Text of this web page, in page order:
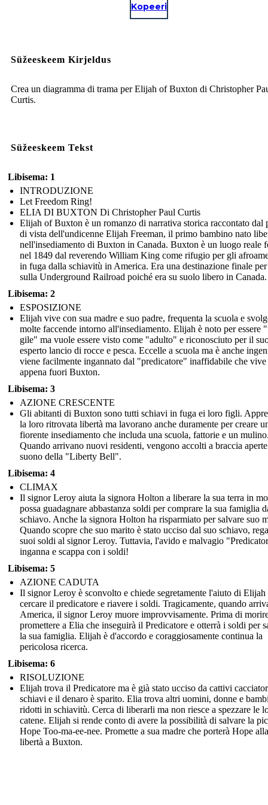
Kopeeri
Süžeeskeem Kirjeldus
Crea un diagramma di trama per Elijah of Buxton di Christopher
Curtis.
Süžeeskeem Tekst
Libisema: 1
INTRODUZIONE
Let Freedom Ring!
ELIA DI BUXTON Di Christopher Paul Curtis
Elijah of Buxton è un romanzo di narrativa storica raccontato dal
di vista dell'undicenne Elijah Freeman, il primo bambino nato
nell'insediamento di Buxton in Canada. Buxton è un luogo reale
nel 1849 dal reverendo William King come rifugio per gli
in fuga dalla schiavitù in America. Era una destinazione finale
sulla Underground Railroad poiché era su suolo libero in Canada.
Libisema: 2
ESPOSIZIONE
Elijah vive con sua madre e suo padre, frequenta la scuola e
molte faccende intorno all'insediamento. Elijah è noto per essere
gile" ma vuole essere visto come "adulto" e riconosciuto per il
esperto lancio di rocce e pesca. Eccelle a scuola ma è anche
viene facilmente ingannato dal "predicatore" inaffidabile che vive
appena fuori Buxton.
Libisema: 3
AZIONE CRESCENTE
Gli abitanti di Buxton sono tutti schiavi in fuga ei loro figli.
la loro ritrovata libertà ma lavorano anche duramente per creare
fiorente insediamento che includa una scuola, fattorie e un
Quando arrivano nuovi residenti, vengono accolti a braccia
suono della "Liberty Bell".
Libisema: 4
CLIMAX
Il signor Leroy aiuta la signora Holton a liberare la sua terra in
possa guadagnare abbastanza soldi per comprare la sua famiglia
schiavo. Anche la signora Holton ha risparmiato per salvare suo
Quando scopre che suo marito è stato ucciso dal suo schiavo,
suoi soldi al signor Leroy. Tuttavia, l'avido e malvagio
inganna e scappa con i soldi!
Libisema: 5
AZIONE CADUTA
Il signor Leroy è sconvolto e chiede segretamente l'aiuto di Elijah
cercare il predicatore e riavere i soldi. Tragicamente, quando
America, il signor Leroy muore improvvisamente. Prima di
promettere a Elia che inseguirà il Predicatore e otterrà i soldi per
la sua famiglia. Elijah è d'accordo e coraggiosamente continua la
pericolosa ricerca.
Libisema: 6
RISOLUZIONE
Elijah trova il Predicatore ma è già stato ucciso da cattivi
schiavi e il denaro è sparito. Elia trova altri uomini, donne e
ridotti in schiavitù. Cerca di liberarli ma non riesce a spezzare le
catene. Elijah si rende conto di avere la possibilità di salvare la
Hope Too-ma-ee-nee. Promette a sua madre che porterà Hope alla
libertà a Buxton.